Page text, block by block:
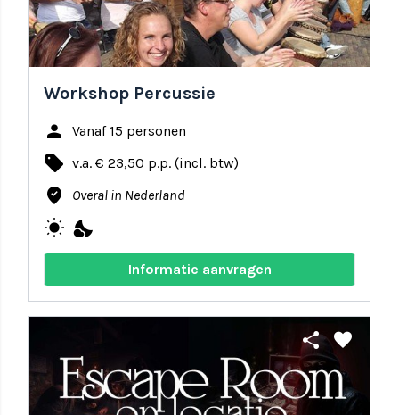
Workshop Percussie
person Vanaf 15 personen
local_offer v.a. € 23,50 p.p. (incl. btw)
where_to_vote Overal in Nederland
wb_sunny nights_stay
Informatie aanvragen
share favorite